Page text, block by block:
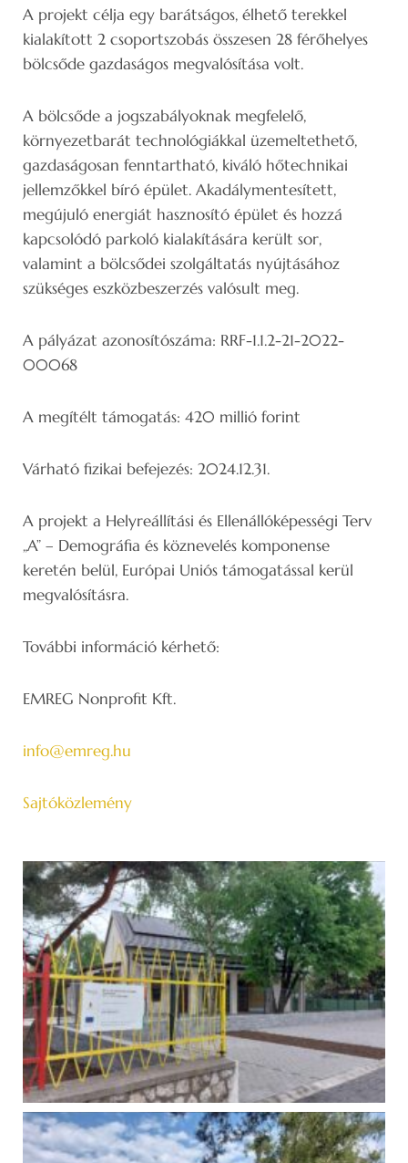
A projekt célja egy barátságos, élhető terekkel
kialakított 2 csoportszobás összesen 28 férőhelyes
bölcsőde gazdaságos megvalósítása volt.
A bölcsőde a jogszabályoknak megfelelő,
környezetbarát technológiákkal üzemeltethető,
gazdaságosan fenntartható, kiváló hőtechnikai
jellemzőkkel bíró épület. Akadálymentesített,
megújuló energiát hasznosító épület és hozzá
kapcsolódó parkoló kialakítására került sor,
valamint a bölcsődei szolgáltatás nyújtásához
szükséges eszközbeszerzés valósult meg.
A pályázat azonosítószáma: RRF-1.1.2-21-2022-
00068
A megítélt támogatás: 420 millió forint
Várható fizikai befejezés: 2024.12.31.
A projekt a Helyreállítási és Ellenállóképességi Terv
„A” – Demográfia és köznevelés komponense
keretén belül, Európai Uniós támogatással kerül
megvalósításra.
További információ kérhető:
EMREG Nonprofit Kft.
info@emreg.hu
Sajtóközlemény